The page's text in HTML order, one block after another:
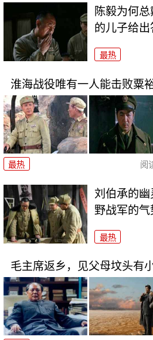
陈毅为何
的儿子给出
最热
淮海战役唯有一人能击败粟
最热 阅
刘伯承的
野战军的气
最热
毛主席返乡，见父母坟头有